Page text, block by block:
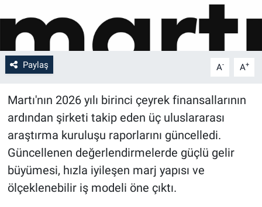
Paylaş A- A+
Martı'nın 2026 yılı birinci çeyrek finansallarının
ardından şirketi takip eden üç uluslararası
araştırma kuruluşu raporlarını güncelledi.
Güncellenen değerlendirmelerde güçlü gelir
büyümesi, hızla iyileşen marj yapısı ve
ölçeklenebilir iş modeli öne çıktı.